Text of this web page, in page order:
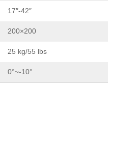
17″-42″
200×200
25 kg/55 lbs
0°~-10°